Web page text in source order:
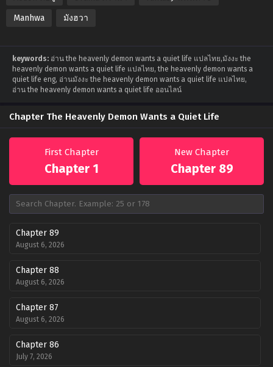
Manhwa มังฮวา
keywords: อ่าน the heavenly demon wants a quiet life แปลไทย,มังงะ the
heavenly demon wants a quiet life แปลไทย, the heavenly demon wants a
quiet life eng, อ่านมังงะ the heavenly demon wants a quiet life แปลไทย,
อ่าน the heavenly demon wants a quiet life ออนไลน์
Chapter The Heavenly Demon Wants a Quiet Life
First Chapter
Chapter 1
New Chapter
Chapter 89
Chapter 89
August 6, 2026
Chapter 88
August 6, 2026
Chapter 87
August 6, 2026
Chapter 86
July 7, 2026